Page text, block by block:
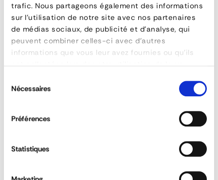
trafic. Nous partageons également des informations
sur l'utilisation de notre site avec nos partenaires
de médias sociaux, de publicité et d'analyse, qui
peuvent combiner celles-ci avec d'autres
informations que vous leur avez fournies ou qu'ils
duNécessaires
Préférences
Statistiques
Eye
Shortening
Hook
diamètrede 6 à 19 mm
QUESTIONS & ANSWERS
What grade is available for lifting?
Does diameter affect strength?
CUSTOM SOLUTIONS